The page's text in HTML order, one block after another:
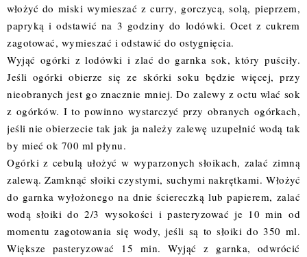
włożyć do miski wymieszać z curry, gorczycą, solą, pieprzem,
papryką i odstawić na 3 godziny do lodówki. Ocet z cukrem
zagotować, wymieszać i odstawić do ostygnięcia.
Wyjąć ogórki z lodówki i zlać do garnka sok, który puściły.
Jeśli ogórki obierze się ze skórki soku będzie więcej, przy
nieobranych jest go znacznie mniej. Do zalewy z octu wlać sok
z ogórków. I to powinno wystarczyć przy obranych ogórkach,
jeśli nie obierzecie tak jak ja należy zalewę uzupełnić wodą tak
by mieć ok 700 ml płynu.
Ogórki z cebulą ułożyć w wyparzonych słoikach, zalać zimną
zalewą. Zamknąć słoiki czystymi, suchymi nakrętkami. Włożyć
do garnka wyłożonego na dnie ściereczką lub papierem, zalać
wodą słoiki do 2/3 wysokości i pasteryzować je 10 min od
momentu zagotowania się wody, jeśli są to słoiki do 350 ml.
Większe pasteryzować 15 min. Wyjąć z garnka, odwrócić